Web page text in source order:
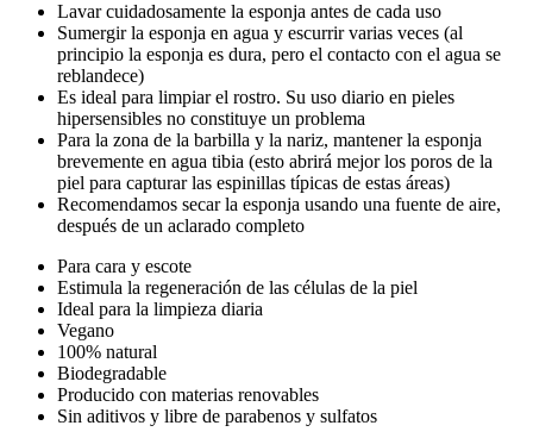
Lavar cuidadosamente la esponja antes de cada uso
Sumergir la esponja en agua y escurrir varias veces (al
principio la esponja es dura, pero el contacto con el agua se
reblandece)
Es ideal para limpiar el rostro. Su uso diario en pieles
hipersensibles no constituye un problema
Para la zona de la barbilla y la nariz, mantener la esponja
brevemente en agua tibia (esto abrirá mejor los poros de la
piel para capturar las espinillas típicas de estas áreas)
Recomendamos secar la esponja usando una fuente de aire,
después de un aclarado completo
Para cara y escote
Estimula la regeneración de las células de la piel
Ideal para la limpieza diaria
Vegano
100% natural
Biodegradable
Producido con materias renovables
Sin aditivos y libre de parabenos y sulfatos